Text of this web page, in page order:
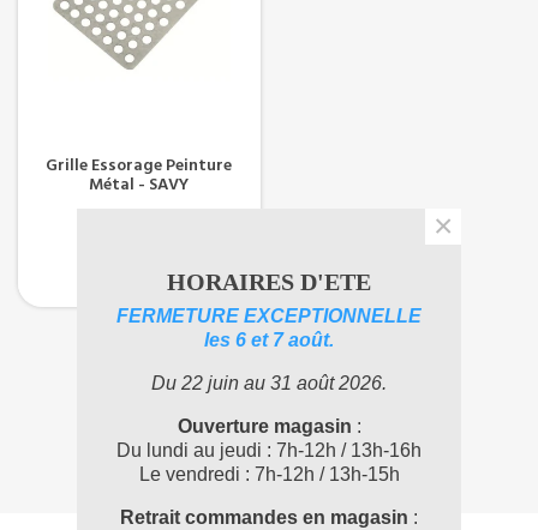
Grille Essorage Peinture
Métal - SAVY
HORAIRES D'ETE
FERMETURE EXCEPTIONNELLE
les 6 et 7 août.
Du 22 juin au 31 août 2026.
Ouverture magasin :
Du lundi au jeudi : 7h-12h / 13h-16h
Le vendredi : 7h-12h / 13h-15h
Retrait commandes en magasin :
×